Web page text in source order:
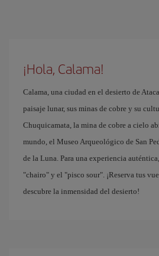
¡Hola, Calama!
Calama, una ciudad en el desierto de
paisaje lunar, sus minas de cobre y su
Chuquicamata, la mina de cobre a cielo
mundo, el Museo Arqueológico de San
de la Luna. Para una experiencia
"chairo" y el "pisco sour". ¡Reserva tus
descubre la inmensidad del desierto!